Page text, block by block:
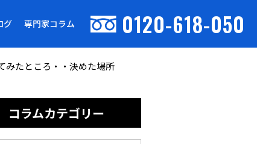
グ 専門家コラム 0120-618-050
みたところ・・決めた場所
コラムカテゴリー